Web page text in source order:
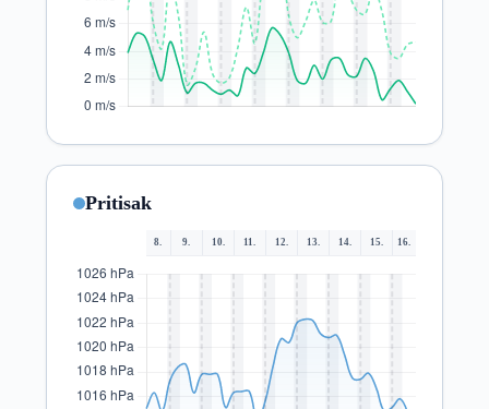
Pritisak
8. 9. 10. 11. 12. 13. 14. 15. 16.